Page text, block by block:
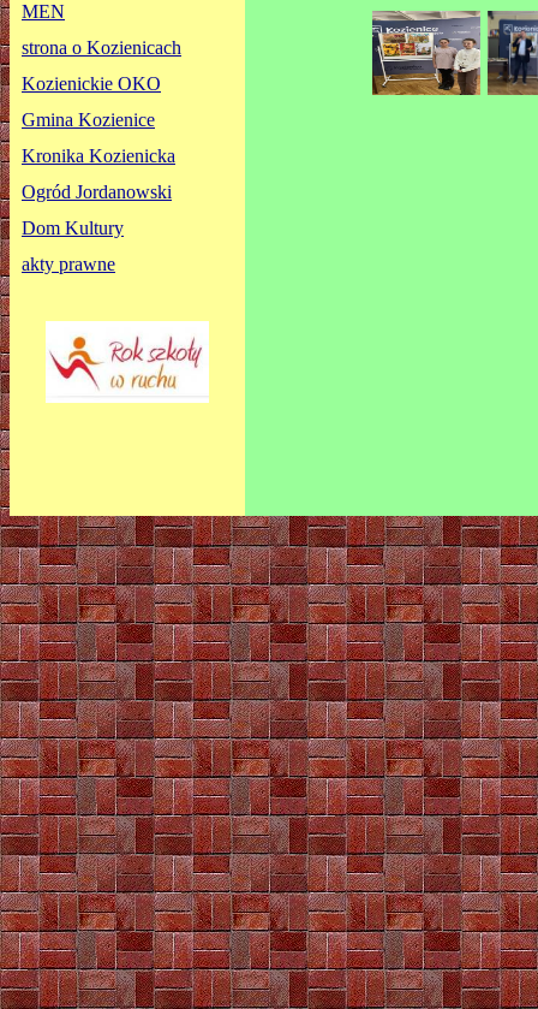
MEN
strona o Kozienicach
Kozienickie OKO
Gmina Kozienice
Kronika Kozienicka
Ogród Jordanowski
Dom Kultury
akty prawne